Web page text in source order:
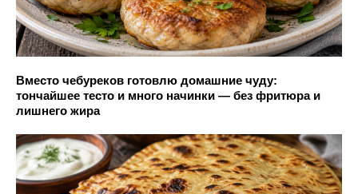
Вместо чебуреков готовлю домашние чуду:
тончайшее тесто и много начинки — без фритюра и
лишнего жира